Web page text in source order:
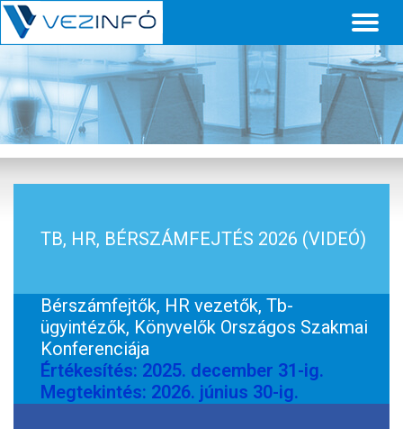
TB, HR, BÉRSZÁMFEJTÉS 2026 (VIDEÓ)
Bérszámfejtők, HR vezetők, Tb-
ügyintézők, Könyvelők Országos Szakmai
Konferenciája
Értékesítés: 2025. december 31-ig.
Megtekintés: 2026. június 30-ig.